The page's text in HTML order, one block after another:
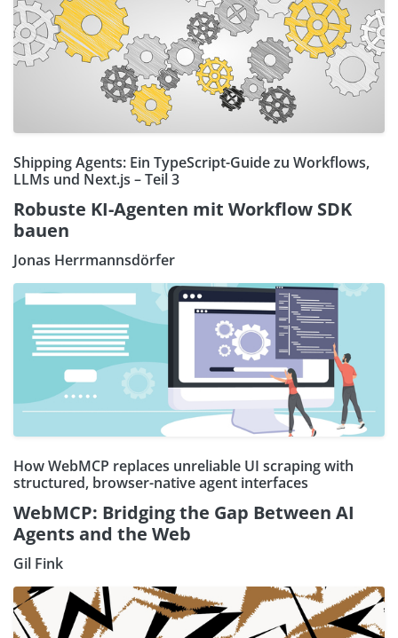
Shipping Agents: Ein TypeScript-Guide zu Workflows,
LLMs und Next.js – Teil 3
Robuste KI-Agenten mit Workflow SDK
bauen
Jonas Herrmannsdörfer
How WebMCP replaces unreliable UI scraping with
structured, browser-native agent interfaces
WebMCP: Bridging the Gap Between AI
Agents and the Web
Gil Fink